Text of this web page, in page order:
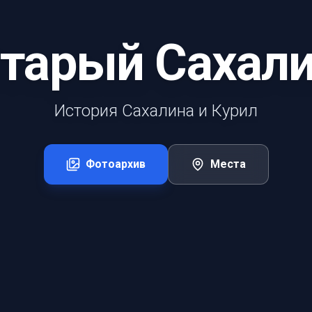
История Сахалина и Курил
Фотоархив Места